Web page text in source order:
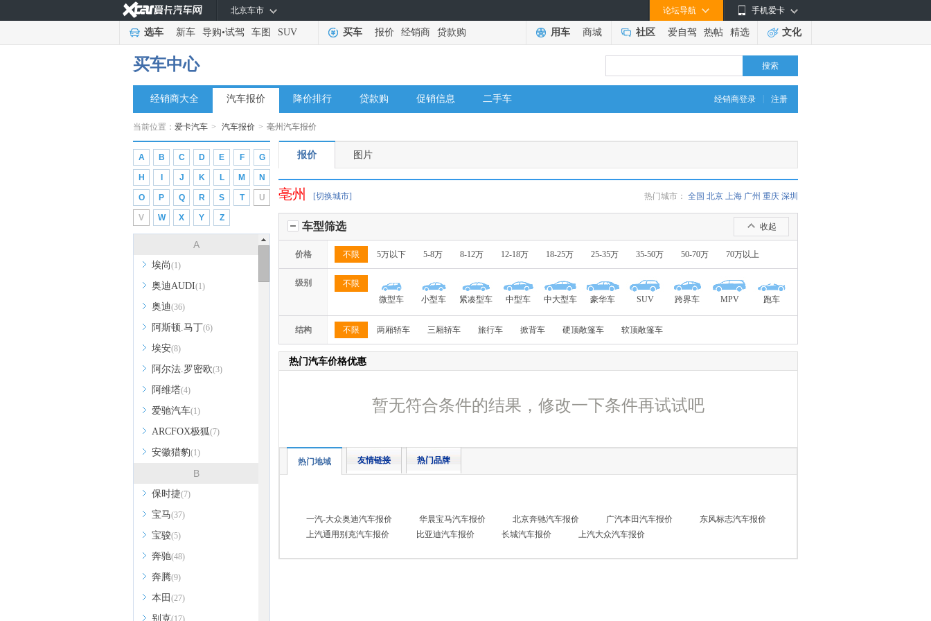
手机爱卡
论坛导航
北京车市
选车 新车 导购•试驾 车图 SUV 买车 报价 经销商 贷款购 用车 商城 社区 爱自驾 热帖 精选 文化
买车中心 搜索
经销商登录 注册
经销商大全 汽车报价 降价排行 贷款购 促销信息 二手车
当前位置： 爱卡汽车 > 汽车报价 > 亳州汽车报价
A B C D E F G
H J K L M N
O P Q R S T U
V W X Y Z
A
埃尚(1)
奥迪AUDI(1)
奥迪(36)
阿斯顿.马丁(6)
埃安(8)
阿尔法.罗密欧(3)
阿维塔(4)
爱驰汽车(1)
ARCFOX极狐(7)
安徽猎豹(1)
B
保时捷(7)
宝马(37)
宝骏(5)
奔驰(48)
奔腾(9)
本田 (27)
别克(17)
报价 图片
热门城市： 全国 北京 上海 广州 重庆 深圳
亳州 [切换城市]
收起
车型筛选
价格 不限 5万以下 5-8万 8-12万 12-18万 18-25万 25-35万 35-50万 50-70万 70万以上
级别
不限
微型车
小型车 紧凑型车 中型车 中大型车 豪华车 SUV 跨界车 MPV 跑车
结构 不限 两厢轿车 三厢轿车 旅行车 掀背车 硬顶敞篷车 软顶敞篷车
热门汽车价格优惠
暂无符合条件的结果，修改一下条件再试试吧
热门地域 友情链接 热门品牌
一汽-大众奥迪汽车报价 华晨宝马汽车报价 北京奔驰汽车报价 广汽本田汽车报价
东风标志汽车报价
上汽通用别克汽车报价
比亚迪汽车报价 长城汽车报价 上汽大众汽车报价